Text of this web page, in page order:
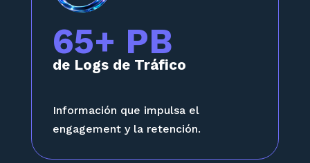
65+ PB
de Logs de Tráfico
Información que impulsa el
engagement y la retención.